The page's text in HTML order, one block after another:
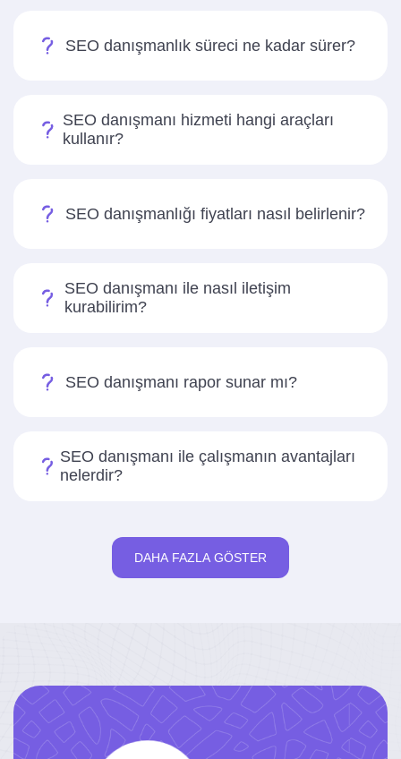
SEO danışmanlık süreci ne kadar sürer?
SEO danışmanı hizmeti hangi araçları
kullanır?
SEO danışmanlığı fiyatları nasıl belirlenir?
SEO danışmanı ile nasıl iletişim
kurabilirim?
SEO danışmanı rapor sunar mı?
SEO danışmanı ile çalışmanın avantajları
nelerdir?
DAHA FAZLA GÖSTER